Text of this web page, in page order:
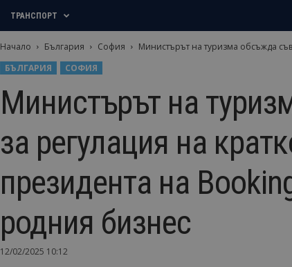
ТРАНСПОРТ
Начало България София
Министърът на туризма обсъжда
БЪЛГАРИЯ
СОФИЯ
Министърът на
за регулация на
президента на
родния бизнес
12/02/2025 10:12